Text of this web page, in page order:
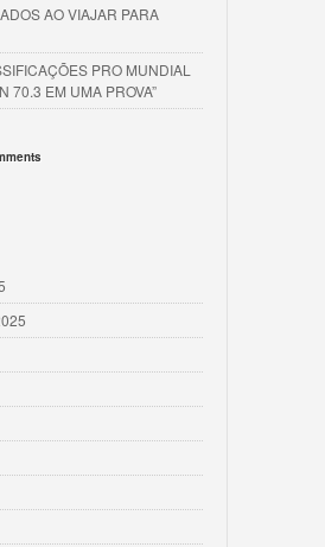
AO VIAJAR PARA
PRO MUNDIAL
70.3 EM UMA PROVA”